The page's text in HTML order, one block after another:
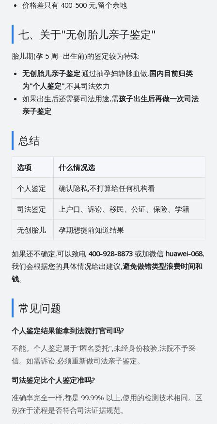
价格差只有 400-500 元,留个余地
七、关于"无创胎儿亲子鉴定"
胎儿期(孕 5 周 -出生前)的鉴定较为特殊:
无创胎儿亲子鉴定:通过抽孕妇静脉血做,国内目前归类
为"个人鉴定",不具司法效力
如果出生后还需要司法用途,需孩子出生后再做一次司法
亲子鉴定
总结
选项 什么情况选
个人鉴定 确认隐私,不打算给任何机构看
司法鉴定 上户口、诉讼、移民、公证、保险、学籍
无创胎儿 孕期想提前知道结果
如果还不确定,可以致电 400-928-8873或加微信 huawei-068,
我们会根据您的具体情况给出建议,避免做错类型浪费时间和
钱。
常见问题
个人鉴定结果能拿到法院打官司吗?
不能。个人鉴定属于"匿名委托",未经身份核验,法院不予采
信。如需诉讼,必须重新做司法亲子鉴定。
司法鉴定比个人鉴定准吗?
准确率完全一样,都是 99.99% 以上,使用的检测技术相同。区
别在于流程是否符合司法证据规范。